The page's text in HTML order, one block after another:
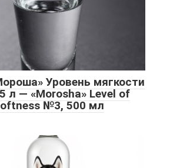
Уровень мягкости
л — «Morosha» Level of
№3, 500 мл